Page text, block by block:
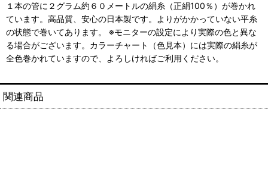
１本の管に２グラム約６０メートルの絹糸（正絹100％）が巻かれ
ています。高品質、安心の日本製です。よりがかかっていない平糸
の状態で巻いてあります。 ※モニターの設定により実際の色と異な
る場合がございます。カラーチャート（色見本）には実際の絹糸が
全色巻かれていますので、よろしければご利用ください。
関連商品